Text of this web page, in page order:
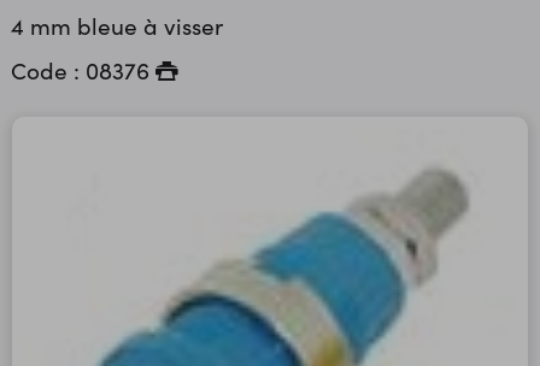
4 mm bleue à visser
Code : 08376